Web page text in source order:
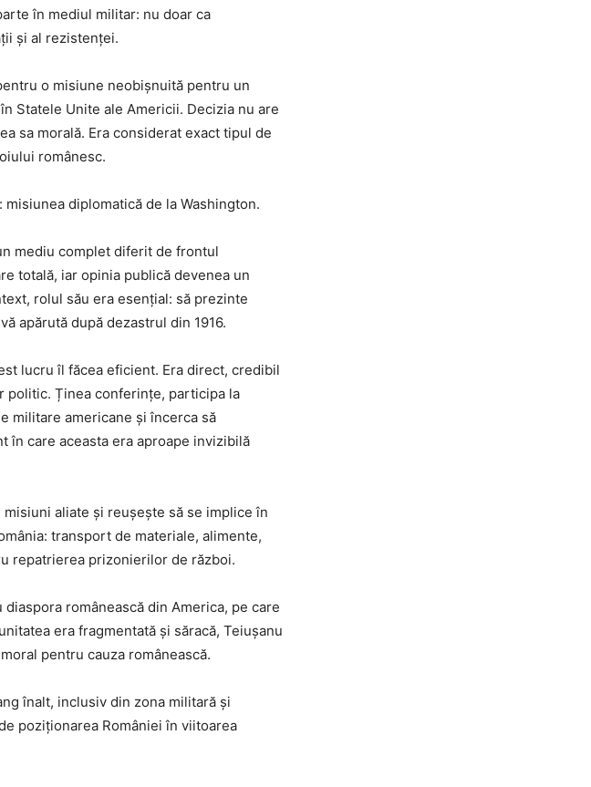
în mediul militar: nu doar ca
și al rezistenței.
o misiune neobișnuită pentru un
Statele Unite ale Americii. Decizia nu are
sa morală. Era considerat exact tipul de
românesc.
diplomatică de la Washington.
mediu complet diferit de frontul
totală, iar opinia publică devenea un
rolul său era esențial: să prezinte
apărută după dezastrul din 1916.
lucru îl făcea eficient. Era direct, credibil
politic. Ținea conferințe, participa la
militare americane și încerca să
în care aceasta era aproape invizibilă
aliate și reușește să se implice în
transport de materiale, alimente,
repatrierea prizonierilor de război.
românească din America, pe care
era fragmentată și săracă, Teiușanu
pentru cauza românească.
înalt, inclusiv din zona militară și
poziționarea României în viitoarea